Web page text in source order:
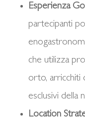
Esperienza
partecipanti
che utilizza
orto, arricchiti
esclusivi della
Location